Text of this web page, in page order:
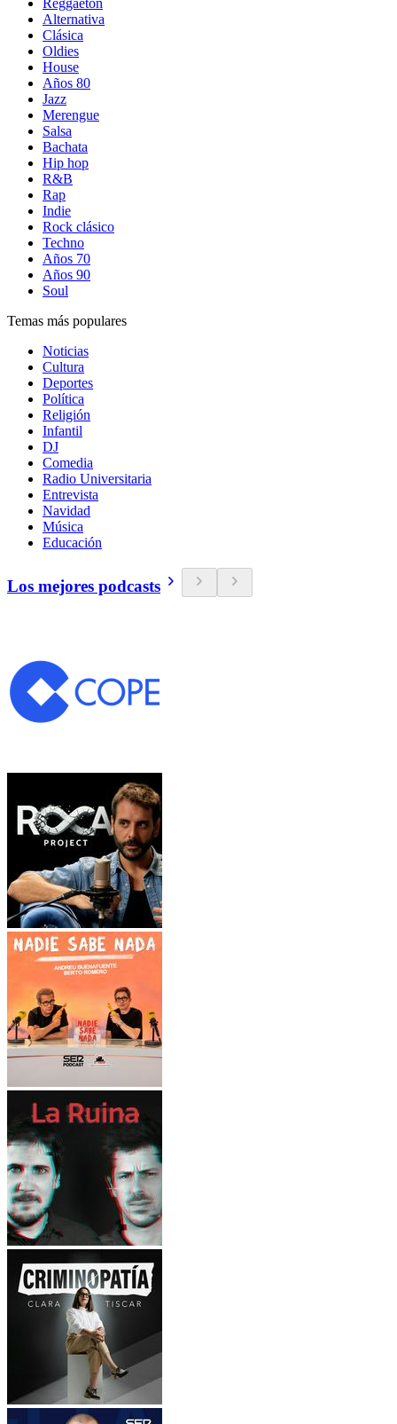
Reggaetón
Alternativa
Clásica
Oldies
House
Años 80
Jazz
Merengue
Salsa
Bachata
Hip hop
R&B
Rap
Indie
Rock clásico
Techno
Años 70
Años 90
Soul
Temas más populares
Noticias
Cultura
Deportes
Política
Religión
Infantil
DJ
Comedia
Radio Universitaria
Entrevista
Navidad
Música
Educación
Los mejores podcasts